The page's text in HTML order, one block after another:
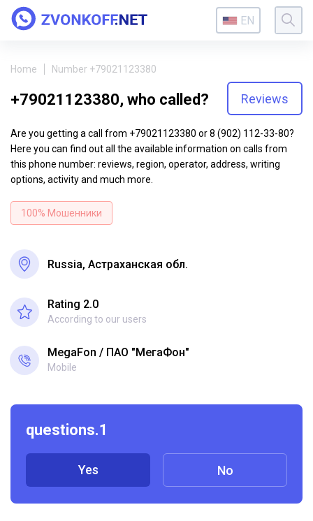
EN
Home Number +79021123380
+79021123380, who called? Reviews
Are you getting a call from +79021123380 or 8 (902) 112-33-80?
Here you can find out all the available information on calls from
this phone number: reviews, region, operator, address, writing
options, activity and much more.
100% Мошенники
Russia, Астраханская обл.
Rating 2.0
According to our users
MegaFon ПАО "МегаФон"
Mobile
questions.1
Yes No